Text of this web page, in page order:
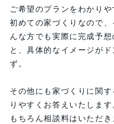
ご希望のプランをわかりや
初めての家づくりなので
んな方でも実際に完成予
と、具体的なイメージが
ず。
その他にも家づくりに関
りやすくお答えいたします
もちろん相談料はいただき